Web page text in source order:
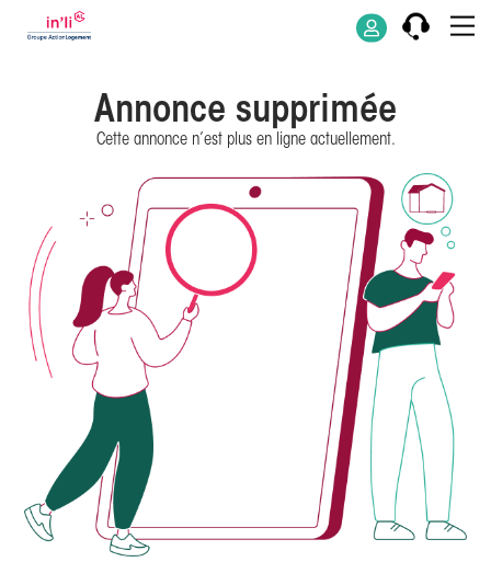
Annonce supprimée
Cette annonce n’est plus en ligne actuellement.